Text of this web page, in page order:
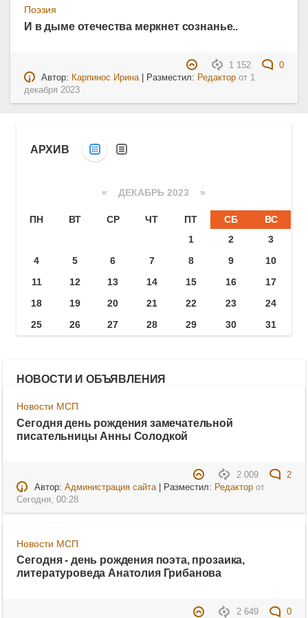
Поэзия
И в дыме отечества меркнет сознанье..
1 152
0
Автор: Карпинос Ирина | Разместил: Редактор от 1
декабря 2023
АРХИВ
« ДЕКАБРЬ 2023 »
ПН ВТ СР ЧТ ПТ СБ
ВС
1
2
3
4
5 6 7 8 9
10
11
12 13 14 15 16
17
18
19 20 21 22 23
24
25
26 27 28 29 30 31
НОВОСТИ И ОБЪЯВЛЕНИЯ
Новости МСП
Сегодня день рождения замечательной
писательницы Анны Солодкой
2 009
2
Автор: Администрация сайта| Разместил: Редакторот
Сегодня, 00:28
Новости МСП
Сегодня - день рождения поэта, прозаика,
литературоведа Анатолия Грибанова
2 649
0